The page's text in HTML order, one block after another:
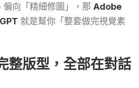
向「精細修圖」，那 Adobe
就是幫你「整套做完視覺素
整版型，全部在對話